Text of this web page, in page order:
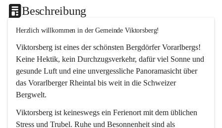
Beschreibung
Herzlich willkommen in der Gemeinde Viktorsberg!
Viktorsberg ist eines der schönsten Bergdörfer Vorarlbergs!
Keine Hektik, kein Durchzugsverkehr, dafür viel Sonne und
gesunde Luft und eine unvergessliche Panoramasicht über
das Vorarlberger Rheintal bis weit in die Schweizer
Bergwelt.
Viktorsberg ist keineswegs ein Ferienort mit dem üblichen
Stress und Trubel. Ruhe und Besonnenheit sind als